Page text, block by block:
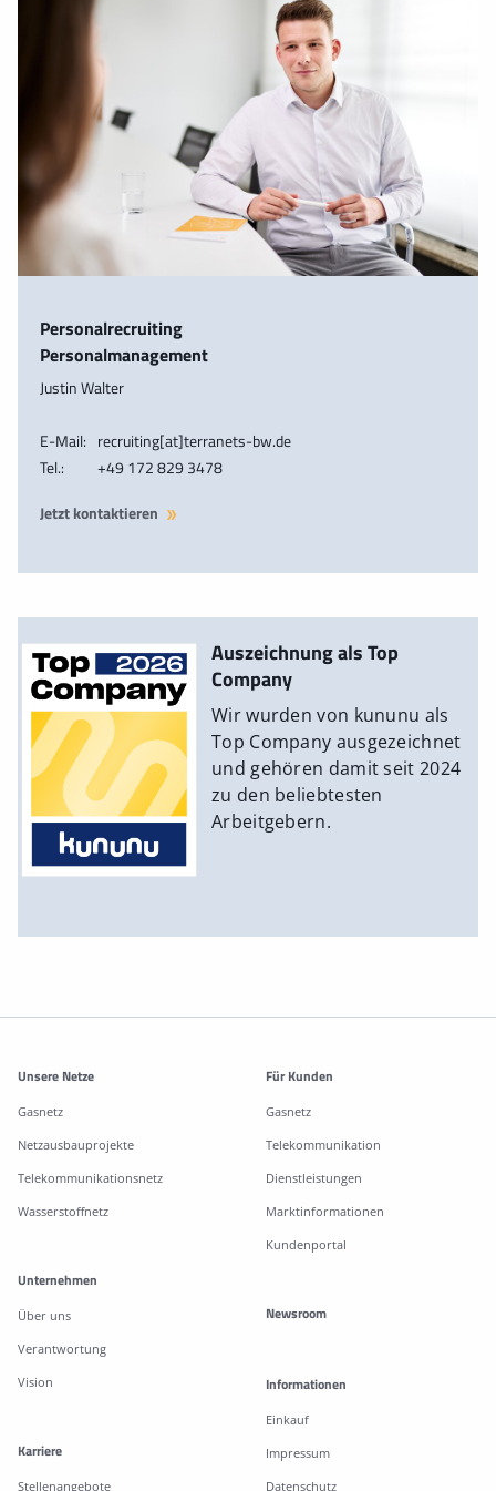
Personalrecruiting
Personalmanagement
Justin Walter
E-Mail: recruiting[at]terranets-bw.de
Tel.:
+49 172 829 3478
Jetzt kontaktieren
Auszeichnung als Top
Company
Wir wurden von kununu als
Top Company ausgezeichnet
und gehören damit seit 2024
zu den beliebtesten
Arbeitgebern.
Weitere Informationen
Unsere Netze
Gasnetz
Netzausbauprojekte
Telekommunikationsnetz
Wasserstoffnetz
Für Kunden
Gasnetz
Telekommunikation
Dienstleistungen
Marktinformationen
Kundenportal
Unternehmen
Über uns
Verantwortung
Vision
Karriere
Stellenangebote
Newsroom
Informationen
Einkauf
Impressum
Datenschutz